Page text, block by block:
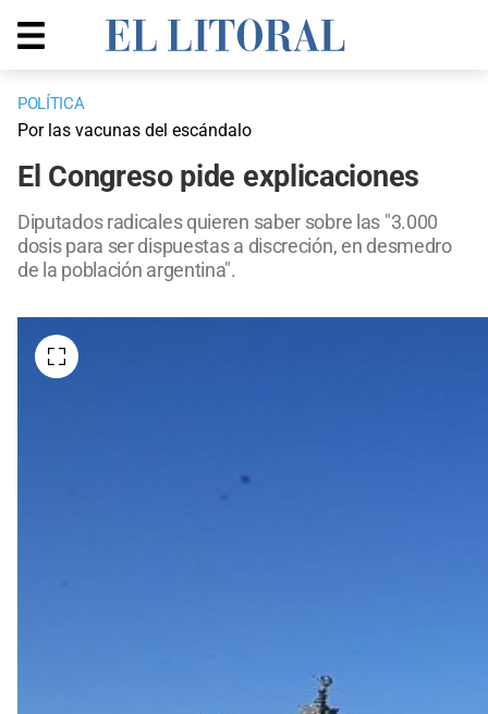
POLÍTICA
Por las vacunas del escándalo
El Congreso pide explicaciones
Diputados radicales quieren saber sobre las "3.000
dosis para ser dispuestas a discreción, en desmedro
de la población argentina".